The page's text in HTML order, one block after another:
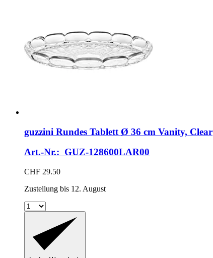
guzzini Rundes Tablett Ø 36 cm Vanity, Clear
Art.-Nr.: GUZ-128600LAR00
CHF 29.50
Zustellung bis 12. August